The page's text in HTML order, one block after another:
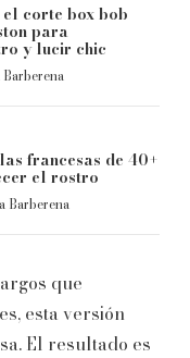
corte box bob
para
y lucir chic
francesas de 40+
el rostro
Barberena
que
esta versión
El resultado es